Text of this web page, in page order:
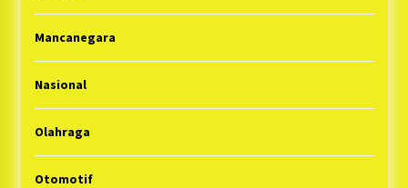
Mancanegara
Nasional
Olahraga
Otomotif